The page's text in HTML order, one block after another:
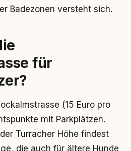
Badezonen versteht sich.
für
(15 Euro pro
mit Parkplätzen.
Turracher Höhe findest
die auch für ältere Hunde